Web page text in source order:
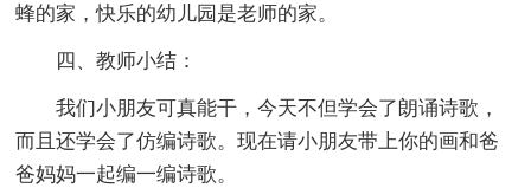
蜂的家，快乐的幼儿园是老师的家。
四、教师小结：
我们小朋友可真能干，今天不但学会了朗诵诗歌，
而且还学会了仿编诗歌。现在请小朋友带上你的画和爸
爸妈妈一起编一编诗歌。